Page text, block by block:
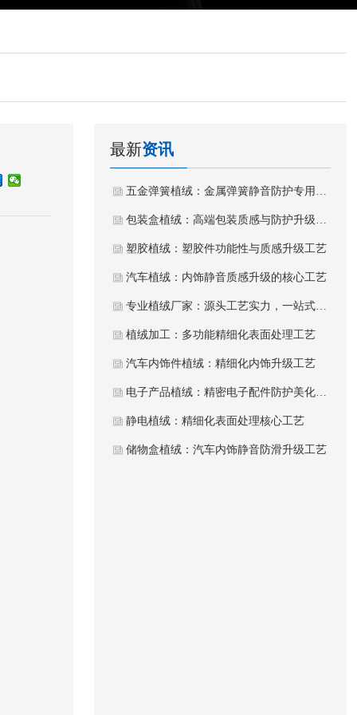
最新资讯
五金弹簧植绒：金属弹簧静音防护专用植绒工艺
包装盒植绒：高端包装质感与防护升级工艺
塑胶植绒：塑胶件功能性与质感升级工艺
汽车植绒：内饰静音质感升级的核心工艺
专业植绒厂家：源头工艺实力，一站式植绒加工服务
植绒加工：多功能精细化表面处理工艺
汽车内饰件植绒：精细化内饰升级工艺
电子产品植绒：精密电子配件防护美化工艺
静电植绒：精细化表面处理核心工艺
储物盒植绒：汽车内饰静音防滑升级工艺